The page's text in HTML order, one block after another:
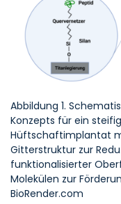
Abbildung 1.
Konzepts für ein
Hüftschaftimplantat
Gitterstruktur zur
funktionalisierter
Molekülen zur
BioRender.com